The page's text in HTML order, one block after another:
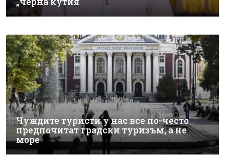
Чуждите туристи у нас все по-често
предпочитат градски туризъм, а не
море